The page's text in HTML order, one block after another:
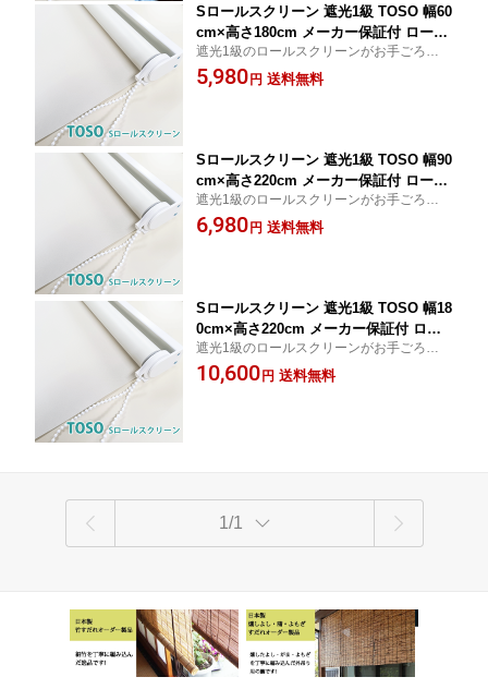
Sロールスクリーン 遮光1級 TOSO 幅60
cm×高さ180cm メーカー保証付 ロール
カーテン カーテンレール取付金具付 ボ
ールチェーンタイプ 送料無料 お手ごろ
遮光1級のロールスクリーンがお手ごろ価格
で軽量、しかもメーカー保証が付いていま
す。操作は耐久性のあるボールチェーンタ
5,980 円 送料無料
Sロールスクリーン 遮光1級 TOSO 幅90
cm×高さ220cm メーカー保証付 ロール
カーテン カーテンレール取付金具付 ボ
ールチェーンタイプ 送料無料 お手ごろ
遮光1級のロールスクリーンがお手ごろ価格
で軽量、しかもメーカー保証が付いていま
す。操作は耐久性のあるボールチェーンタ
6,980 円 送料無料
Sロールスクリーン 遮光1級 TOSO 幅18
0cm×高さ220cm メーカー保証付 ロー
ルカーテン カーテンレール取付金具付
ボールチェーンタイプ 送料無料 お手ご
遮光1級のロールスクリーンがお手ごろ価格
で軽量、しかもメーカー保証が付いていま
す。操作は耐久性のあるボールチェーンタ
10,600 円 送料無料
1/1